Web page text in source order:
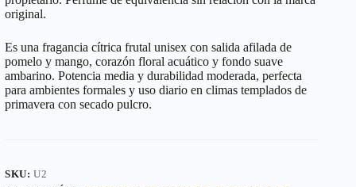
original.
Es una fragancia cítrica frutal unisex con salida afilada de
pomelo y mango, corazón floral acuático y fondo suave
ambarino. Potencia media y durabilidad moderada, perfecta
para ambientes formales y uso diario en climas templados de
primavera con secado pulcro.
SKU:U2